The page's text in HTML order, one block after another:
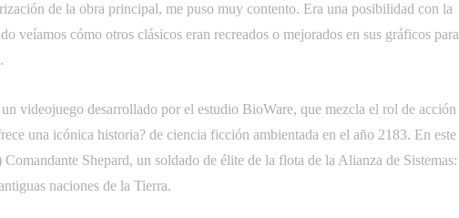
de la obra principal, me puso muy contento. Era una posibilidad con la
veíamos cómo otros clásicos eran recreados o mejorados en sus gráficos para
un videojuego desarrollado por el estudio BioWare, que mezcla el rol de acción
una icónica historia? de ciencia ficción ambientada en el año 2183. En este
Shepard, un soldado de élite de la flota de la Alianza de Sistemas:
naciones de la Tierra.